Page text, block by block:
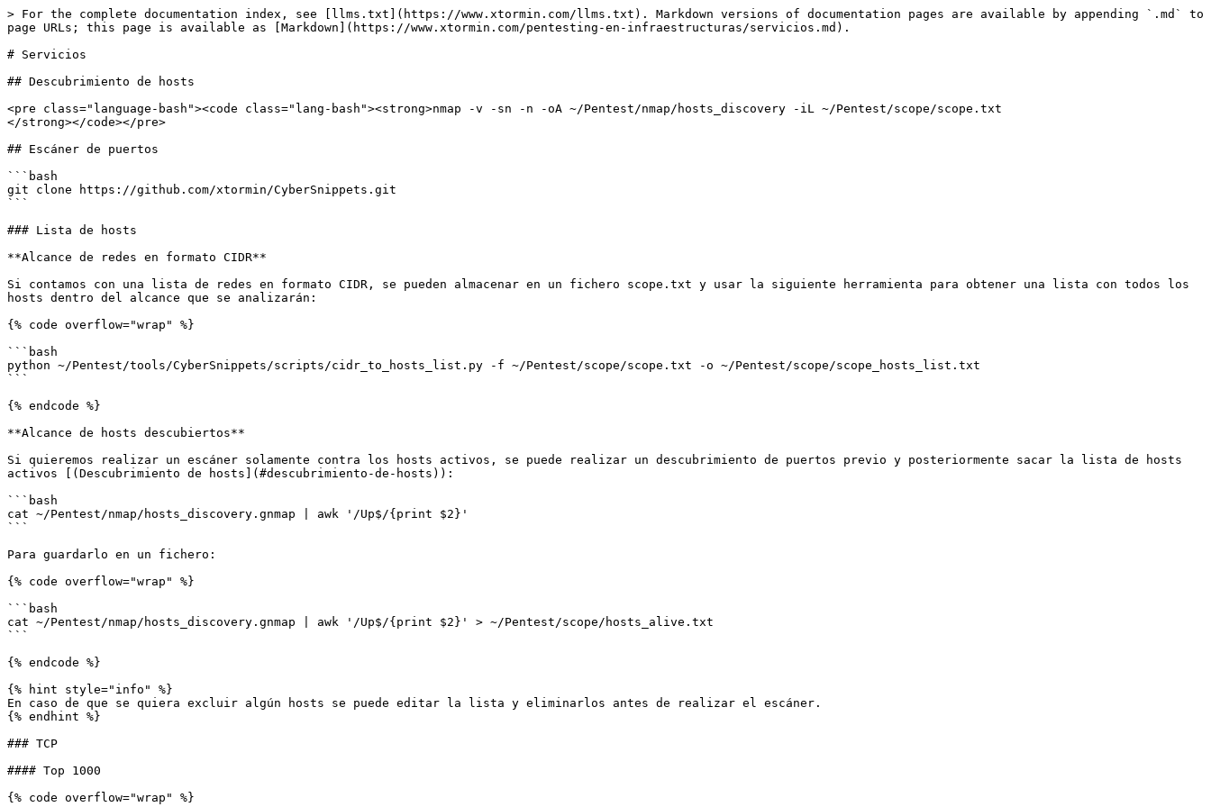
> For the complete documentation index, see [llms.txt](https://www.xtormin.com/llms.txt). Markdown versions of documentation pages are available by appending `.md` to
page URLs; this page is available as [Markdown](https://www.xtormin.com/pentesting-en-infraestructuras/servicios.md).
# Servicios
## Descubrimiento de hosts
<pre class="language-bash"><code class="lang-bash"><strong>nmap -v -sn -n -oA ~/Pentest/nmap/hosts_discovery -iL ~/Pentest/scope/scope.txt
</strong></code></pre>
## Escáner de puertos
```bash
git clone https://github.com/xtormin/CyberSnippets.git
```
### Lista de hosts
**Alcance de redes en formato CIDR**
Si contamos con una lista de redes en formato CIDR, se pueden almacenar en un fichero scope.txt y usar la siguiente herramienta para obtener una lista con todos los
hosts dentro del alcance que se analizarán:
{% code overflow="wrap" %}
```bash
python ~/Pentest/tools/CyberSnippets/scripts/cidr_to_hosts_list.py -f ~/Pentest/scope/scope.txt -o ~/Pentest/scope/scope_hosts_list.txt
```
{% endcode %}
**Alcance de hosts descubiertos**
Si quieremos realizar un escáner solamente contra los hosts activos, se puede realizar un descubrimiento de puertos previo y posteriormente sacar la lista de hosts
activos [(Descubrimiento de hosts](#descubrimiento-de-hosts)):
```bash
cat ~/Pentest/nmap/hosts_discovery.gnmap | awk '/Up$/{print $2}'
```
Para guardarlo en un fichero:
{% code overflow="wrap" %}
```bash
cat ~/Pentest/nmap/hosts_discovery.gnmap | awk '/Up$/{print $2}' > ~/Pentest/scope/hosts_alive.txt
```
{% endcode %}
{% hint style="info" %}
En caso de que se quiera excluir algún hosts se puede editar la lista y eliminarlos antes de realizar el escáner.
{% endhint %}
### TCP
#### Top 1000
{% code overflow="wrap" %}